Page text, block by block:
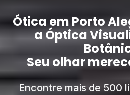
Ótica em Porto
a Óptica
Seu olhar
Encontre mais de 500